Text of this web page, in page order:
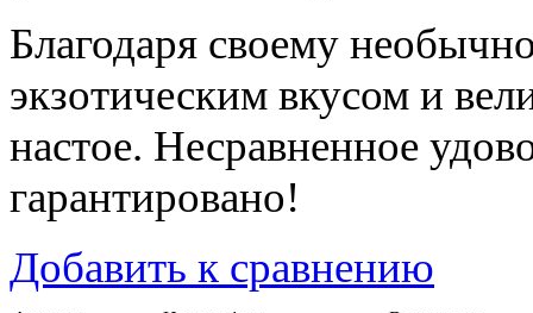
Благодаря своему
экзотическим вкусом и
настое. Несравненное
гарантировано!
Добавить к сравнению